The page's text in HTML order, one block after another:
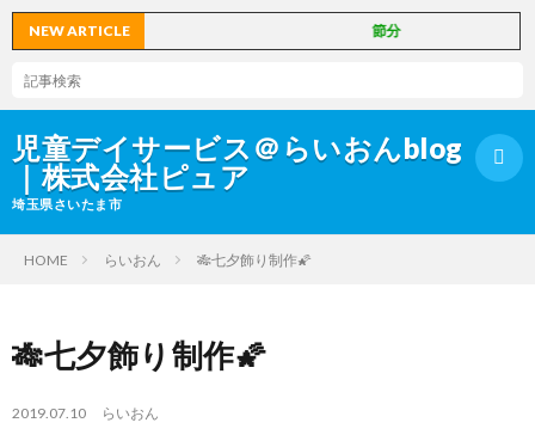
児童デイサービス＠らいおんblog
｜株式会社ピュア
埼玉県さいたま市
NEW ARTICLE 節分
HOME らいおん 🎋七夕飾り制作🌠
🎋七夕飾り制作🌠
2019.07.10 らいおん